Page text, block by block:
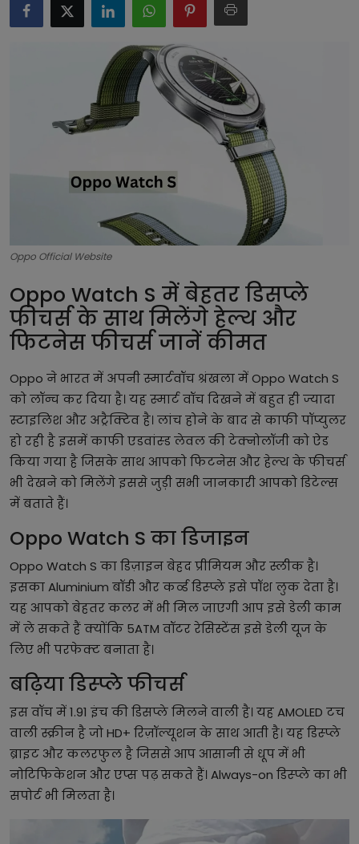
टेक्नोलॉजी
Oppo Official Website
Oppo Watch S में बेहतर डिसप्ले
फीचर्स के साथ मिलेंगे हेल्थ और
फिटनेस फीचर्स जानें कीमत
Oppo ने भारत में अपनी स्मार्टवॉच श्रंखला में Oppo Watch S
को लॉन्च कर दिया है। यह स्मार्ट वॉच दिखने में बहुत ही ज्यादा
स्टाइलिश और अट्रैक्टिव है। लांच होने के बाद से काफी पॉप्युलर
हो रही है इसमें काफी एडवांस्ड लेवल की टेक्नोलॉजी को ऐड
किया गया है जिसके साथ आपको फिटनेस और हेल्थ के फीचर्स
भी देखने को मिलेंगे इससे जुड़ी सभी जानकारी आपको डिटेल्स
में बताते हैं।
Oppo Watch S का डिजाइन
Oppo Watch S का डिज़ाइन बेहद प्रीमियम और स्लीक है।
इसका Aluminium बॉडी और कर्व्ड डिस्प्ले इसे पॉश लुक देता है।
यह आपको बेहतर कलर में भी मिल जाएगी आप इसे डेली काम
में ले सकते हैं क्योंकि 5ATM वॉटर रेसिस्टेंस इसे डेली यूज के
लिए भी परफेक्ट बनाता है।
बढ़िया डिस्प्ले फीचर्स
इस वॉच में 1.91 इंच की डिसप्ले मिलने वाली है। यह AMOLED टच
वाली स्क्रीन है जो HD+ रिज़ॉल्यूशन के साथ आती है। यह डिस्प्ले
ब्राइट और कलरफुल है जिससे आप आसानी से धूप में भी
नोटिफिकेशन और एप्स पढ़ सकते हैं। Always-on डिस्प्ले का भी
सपोर्ट भी मिलता है।